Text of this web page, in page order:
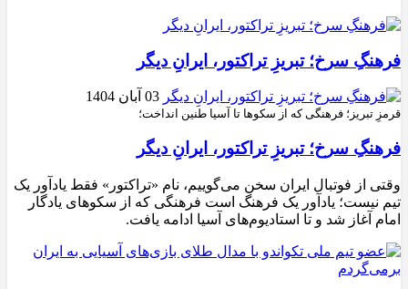
فرهنگِ سرخ؛ تبریزِ تراکتور، ایرانِ دیگر
03 آبان 1404
قرمزِ تبریز؛ فرهنگی که از سکوها تا آسیا طنین انداخت؛
فرهنگِ سرخ؛ تبریزِ تراکتور، ایرانِ دیگر
وقتی از فوتبال ایران سخن می‌گوییم، نام «تراکتور» فقط یادآور یک
تیم نیست؛ یادآور یک فرهنگ است فرهنگی که از سکوهای یادگار
امام آغاز شد و تا استادیوم‌های آسیا ادامه یافت.